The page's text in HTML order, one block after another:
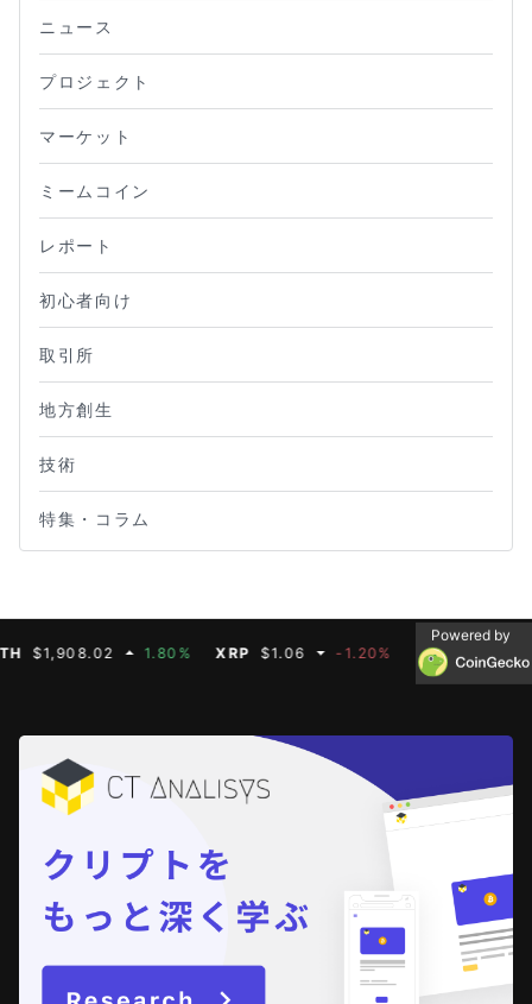
ニュース
プロジェクト
マーケット
ミームコイン
レポート
初心者向け
取引所
地方創生
技術
特集・コラム
1.80% XRP $1.06 -1.20% BNB $593.11
Powered by